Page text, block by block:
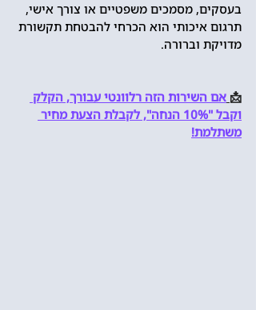
בעסקים, מסמכים משפטיים או צורך אישי,
תרגום איכותי הוא הכרחי להבטחת תקשורת
מדויקת וברורה.
📩 אם השירות הזה רלוונטי עבורך, הקלק
וקבל "10% הנחה", לקבלת הצעת מחיר
משתלמת!